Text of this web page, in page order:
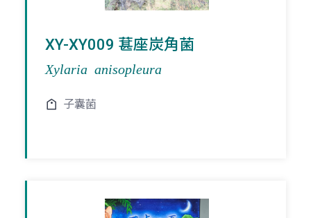
XY-XY009 葚座炭角菌
Xylaria anisopleura
子囊菌